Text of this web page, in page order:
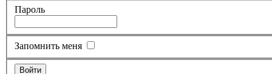
Пароль
Запомнить меня